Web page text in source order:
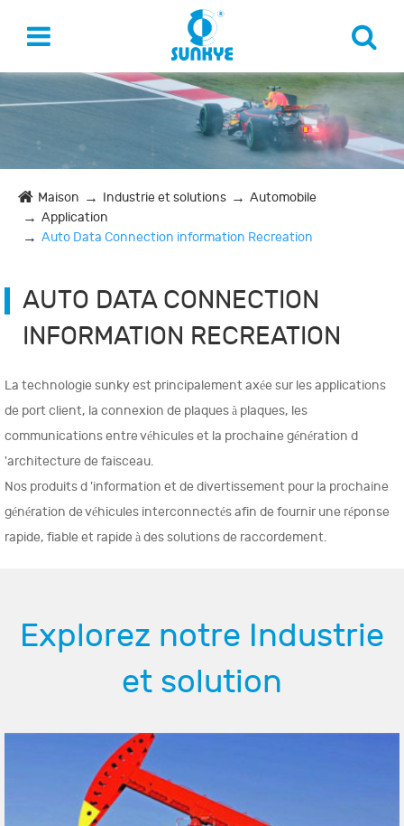
Maison Industrie et solutions
Automobile
Application
Auto Data Connection information Recreation
AUTO DATA CONNECTION
INFORMATION RECREATION
La technologie sunky est principalement axée sur les applications
de port client, la connexion de plaques à plaques, les
communications entre véhicules et la prochaine génération d
'architecture de faisceau.
Nos produits d 'information et de divertissement pour la prochaine
génération de véhicules interconnectés afin de fournir une réponse
rapide, fiable et rapide à des solutions de raccordement.
Explorez notre Industrie
et solution